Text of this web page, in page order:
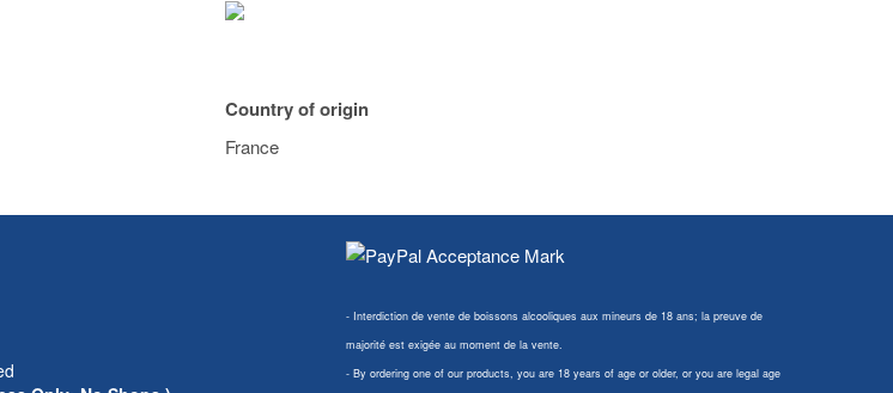
Country of origin
France
- Interdiction de vente de boissons alcooliques aux mineurs de 18 ans; la preuve de
majorité est exigée au moment de la vente.
- By ordering one of our products, you are 18 years of age or older, or you are legal age